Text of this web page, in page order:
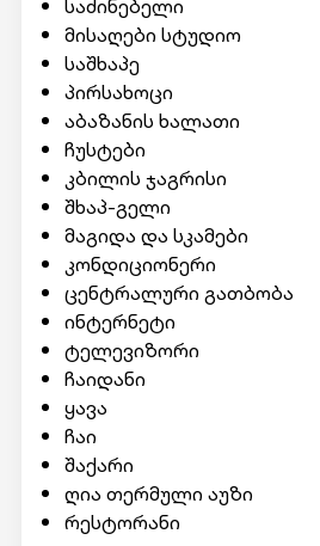
საძინებელი
მისაღები სტუდიო
საშხაპე
პირსახოცი
აბაზანის ხალათი
ჩუსტები
კბილის ჯაგრისი
შხაპ-გელი
მაგიდა და სკამები
კონდიციონერი
ცენტრალური გათბობა
ინტერნეტი
ტელევიზორი
ჩაიდანი
ყავა
ჩაი
შაქარი
ღია თერმული აუზი
რესტორანი